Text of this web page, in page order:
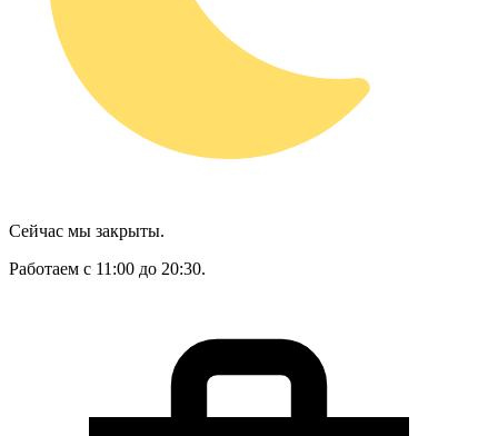
Сейчас мы закрыты.
Работаем с 11:00 до 20:30.